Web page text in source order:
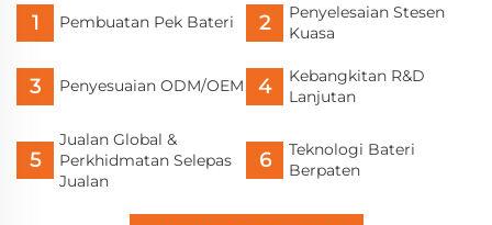
Pembuatan Pek Bateri
Penyelesaian Stesen
Kuasa
Penyesuaian ODM/OEM
Kebangkitan R&D
Lanjutan
Jualan Global &
Perkhidmatan Selepas
Jualan
Teknologi Bateri
Berpaten